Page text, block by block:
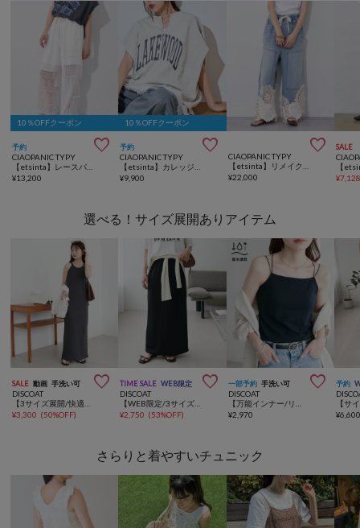
10％OFFクーポン
予約 
CIAOPANIC TYPY
¥13,200
10％OFFクーポン
予約 
CIAOPANIC TYPY
¥9,900

CIAOPANIC TYPY
¥22,000
SALE
¥
選べる！サイズ展開ありアイテム
SALE 動画 手洗い可 
DISCOAT
¥3,300 (50%OFF)
TIME SALE WEB限定 
DISCOAT
¥2,750 (53%OFF)
一部予約 手洗い可 
DISCOAT
¥2,970
予約
¥
さらりと着やすいチュニック